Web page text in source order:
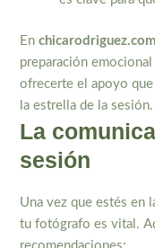
Enchicarodriguez.com
preparación
ofrecerte el apoyo
la estrella de la sesión.
La
sesión
Una vez que estés en
tu fotógrafo es vital.